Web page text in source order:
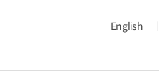
English